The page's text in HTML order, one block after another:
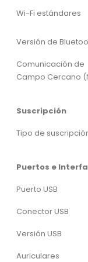
Wi-Fi estándares
Versión de
Comunicación de
Campo Cercano
Suscripción
Tipo de
Puertos e
Puerto USB
Conector USB
Versión USB
Auriculares